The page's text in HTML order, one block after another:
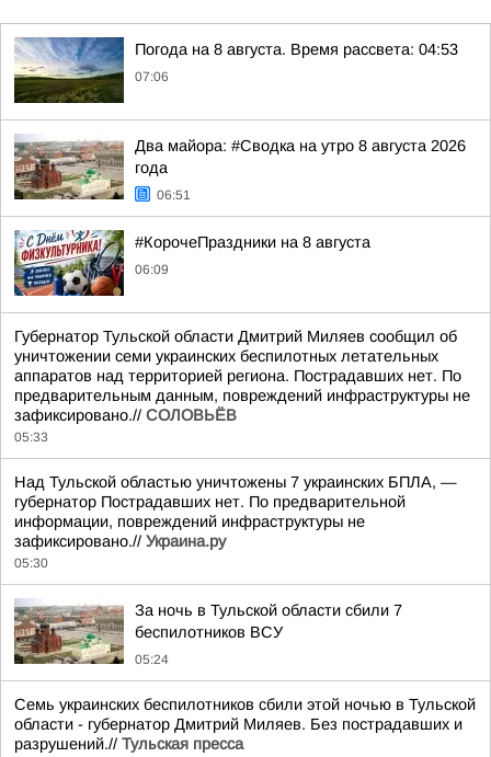
Погода на 8 августа. Время рассвета: 04:53
07:06
Два майора: #Сводка на утро 8 августа 2026
года
06:51
#КорочеПраздники на 8 августа
06:09
Губернатор Тульской области Дмитрий Миляев сообщил об
уничтожении семи украинских беспилотных летательных
аппаратов над территорией региона. Пострадавших нет. По
предварительным данным, повреждений инфраструктуры не
зафиксировано.// СОЛОВЬЁВ
05:33
Над Тульской областью уничтожены 7 украинских БПЛА, —
губернатор Пострадавших нет. По предварительной
информации, повреждений инфраструктуры не
зафиксировано.// Украина.ру
05:30
За ночь в Тульской области сбили 7
беспилотников ВСУ
05:24
Семь украинских беспилотников сбили этой ночью в Тульской
области - губернатор Дмитрий Миляев. Без пострадавших и
разрушений.// Тульская пресса